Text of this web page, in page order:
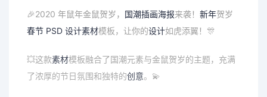
🎉2020 年鼠年金鼠贺岁， 国潮插画海报来袭！ 新年贺岁
春节 PSD 设计素材模板，让你的设计如虎添翼！🎊
💥这款素材模板融合了国潮元素与金鼠贺岁的主题，充满
了浓厚的节日氛围和独特的创意。💫